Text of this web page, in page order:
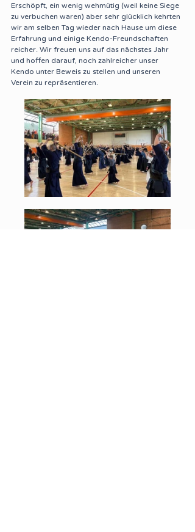
Erschöpft, ein wenig wehmütig (weil keine Siege
zu verbuchen waren) aber sehr glücklich kehrten
wir am selben Tag wieder nach Hause um diese
Erfahrung und einige Kendo-Freundschaften
reicher. Wir freuen uns auf das nächstes Jahr
und hoffen darauf, noch zahlreicher unser
Kendo unter Beweis zu stellen und unseren
Verein zu repräsentieren.